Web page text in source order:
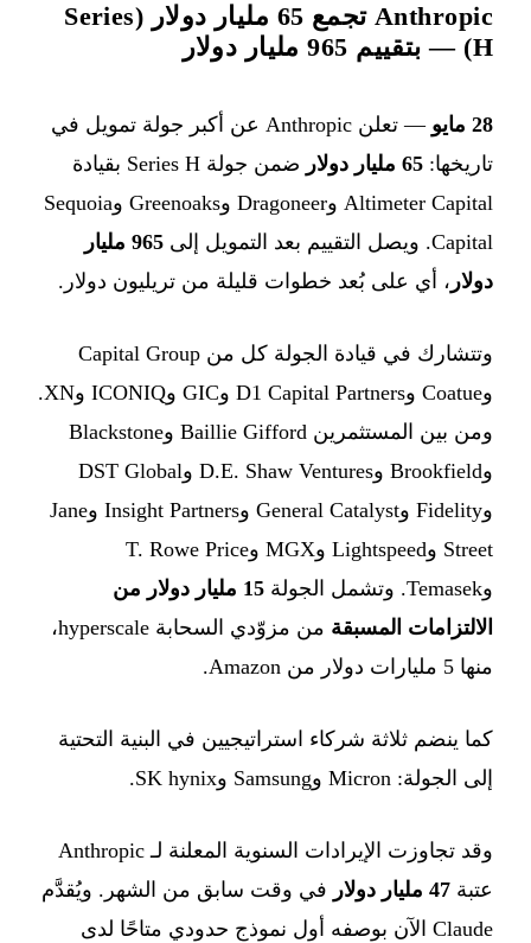
Anthropic تجمع 65 مليار دولار (Series
H) — بتقييم 965 مليار دولار
28 مايو
— تعلن Anthropic عن أكبر جولة تمويل في
تاريخها: 65 مليار دولار
ضمن جولة Series H بقيادة
Altimeter Capital وDragoneer وGreenoaks وSequoia
Capital. ويصل التقييم بعد التمويل إلى
965 مليار
دولار ، أي على بُعد خطوات قليلة من تريليون دولار.
وتتشارك في قيادة الجولة كل من Capital Group
وCoatue وD1 Capital Partners وGIC وICONIQ وXN.
ومن بين المستثمرين Baillie Gifford وBlackstone
وBrookfield وD.E. Shaw Ventures وDST Global
وFidelity وGeneral Catalyst وInsight Partners وJane
Street وLightspeed وMGX وT. Rowe Price
وTemasek. وتشمل الجولة
15 مليار دولار من
الالتزامات المسبقة
من مزوّدي السحابة hyperscale،
منها 5 مليارات دولار من Amazon.
كما ينضم ثلاثة شركاء استراتيجيين في البنية التحتية
إلى الجولة: Micron وSamsung وSK hynix.
وقد تجاوزت الإيرادات السنوية المعلنة لـ Anthropic
عتبة 47 مليار دولار
في وقت سابق من الشهر. ويُقدَّم
Claude الآن بوصفه أول نموذج حدودي متاحًا لدى